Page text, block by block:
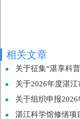
相关文章
关于征集“湛享科
关于2026年度湛
关于组织申报
湛江科学馆修缮项